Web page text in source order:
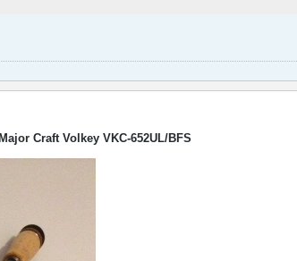
Major Craft Volkey VKC-652UL/BFS